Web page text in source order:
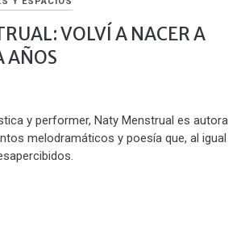
VOLVÍ A NACER A
AÑOS
y performer, Naty Menstrual es autora
melodramáticos y poesía que, al igual